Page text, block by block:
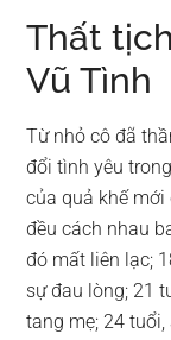
Thất
Vũ Tình
Từ nhỏ cô đã
đổi tình yêu
của quả khế mới
đều cách nhau
đó mất liên lạc;
sự đau lòng; 21
tang mẹ; 24